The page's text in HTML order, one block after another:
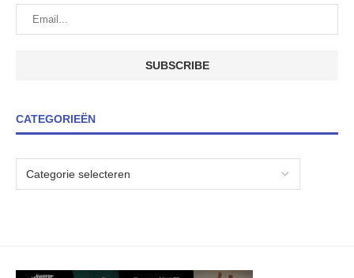
CATEGORIEËN